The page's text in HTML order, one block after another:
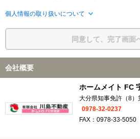
個人情報の取り扱いについて
同意して、完了画面
会社概要
ホームメイト FC
大分県知事免許（8）
0978-32-0237
FAX：0978-33-5050